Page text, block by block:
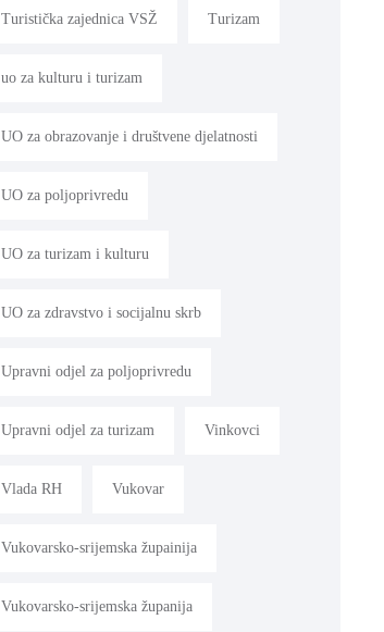
Turistička zajednica VSŽ Turizam
uo za kulturu i turizam
UO za obrazovanje i društvene djelatnosti
UO za poljoprivredu
UO za turizam i kulturu
UO za zdravstvo i socijalnu skrb
Upravni odjel za poljoprivredu
Upravni odjel za turizam Vinkovci
Vlada RH Vukovar
Vukovarsko-srijemska župainija
Vukovarsko-srijemska županija